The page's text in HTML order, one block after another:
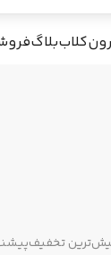
بلاگ
تخفیف